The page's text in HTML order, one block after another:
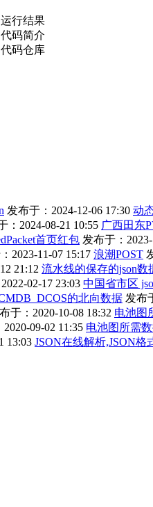
运行结果
代码简介
代码仓库
发布于：2024-12-06 17:30 动
：2024-08-21 10:55 广西田东
首页红包 发布于：2023-
2023-11-07 15:17 浪潮POST
21:12 流水线的保存的json数
02-17 23:03 中国省市区
的北向数据 发布
于：2020-10-08 18:32 电池图
09-02 11:35 电池图所需
13:03 JSON在线解析,JSON格